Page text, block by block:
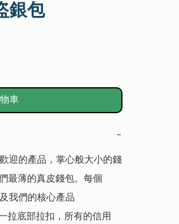
銀包
車
−
迎的產品，掌心般大小的錢
最薄的真皮錢包。每個
我們的核心產品
拉底部拉扣，所有的信用